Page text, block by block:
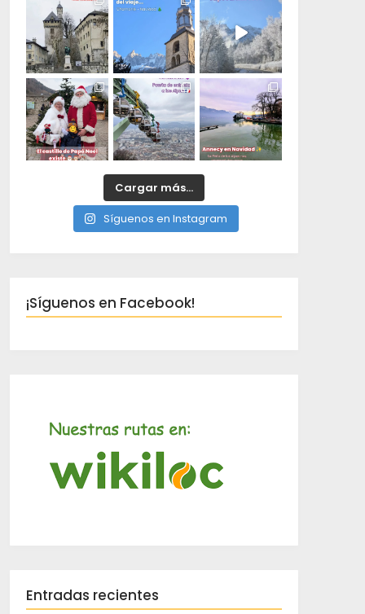
Cargar más...
Síguenos en Instagram
¡Síguenos en Facebook!
Entradas recientes